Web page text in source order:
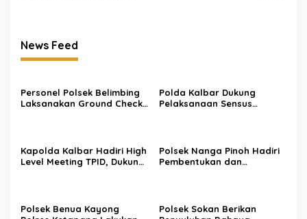
News Feed
Personel Polsek Belimbing
Laksanakan Ground Check
Polda Kalbar Dukung
Pelaksanaan Sensus
Kapolda Kalbar Hadiri High
Level Meeting TPID, Dukung
Polsek Nanga Pinoh Hadiri
Pembentukan dan
Polsek Benua Kayong
Polsek Sokan Berikan